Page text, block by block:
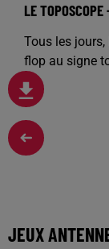
LE
Tous les
flop au signe
JEUX